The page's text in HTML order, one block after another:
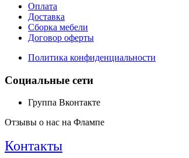
Оплата
Доставка
Сборка мебели
Договор оферты
Политика конфиденциальности
Социальные сети
Группа Вконтакте
Отзывы о нас на Флампе
Контакты